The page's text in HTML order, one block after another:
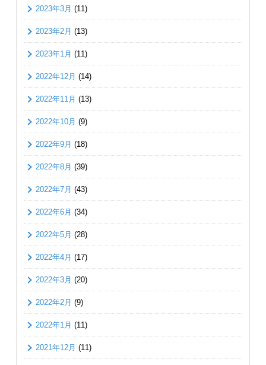
2023年3月 (11)
2023年2月 (13)
2023年1月 (11)
2022年12月 (14)
2022年11月 (13)
2022年10月 (9)
2022年9月 (18)
2022年8月 (39)
2022年7月 (43)
2022年6月 (34)
2022年5月 (28)
2022年4月 (17)
2022年3月 (20)
2022年2月 (9)
2022年1月 (11)
2021年12月 (11)